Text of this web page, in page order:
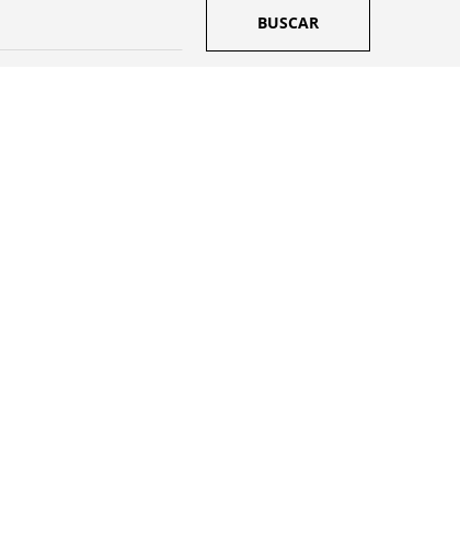
BUSCAR